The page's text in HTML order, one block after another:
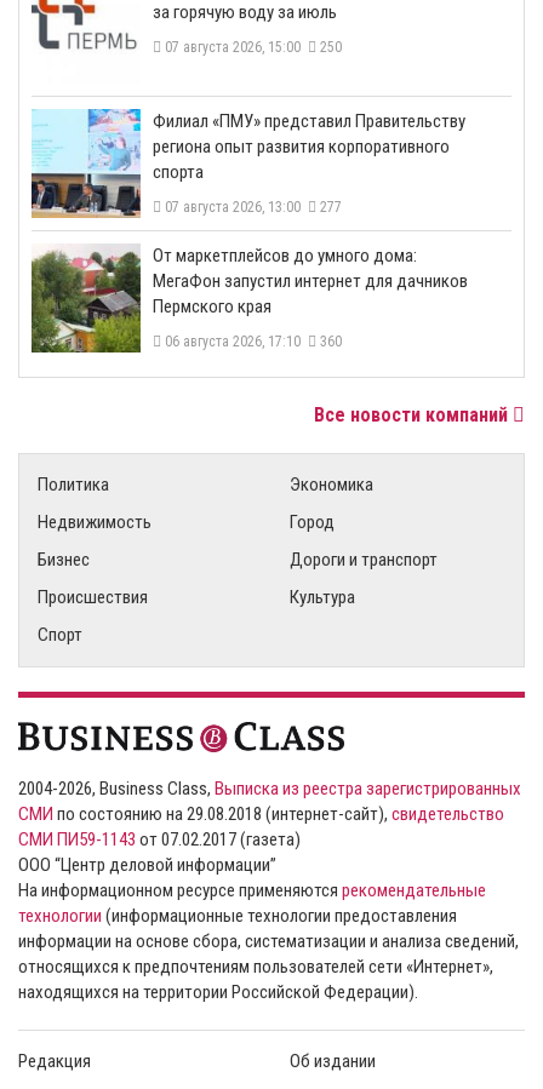
за горячую воду за июль
07 августа 2026, 15:00 250
​Филиал «ПМУ» представил Правительству
региона опыт развития корпоративного
спорта
07 августа 2026, 13:00 277
От маркетплейсов до умного дома:
МегаФон запустил интернет для дачников
Пермского края
06 августа 2026, 17:10 360
Все новости компаний
Политика
Экономика
Недвижимость
Город
Бизнес
Дороги и транспорт
Происшествия
Культура
Спорт
2004-2026, Business Class, Выписка из реестра зарегистрированных
СМИ по состоянию на 29.08.2018 (интернет-сайт), свидетельство
СМИ ПИ59-1143 от 07.02.2017 (газета)
ООО “Центр деловой информации”
На информационном ресурсе применяются рекомендательные
технологии (информационные технологии предоставления
информации на основе сбора, систематизации и анализа сведений,
относящихся к предпочтениям пользователей сети «Интернет»,
находящихся на территории Российской Федерации).
Редакция Об издании